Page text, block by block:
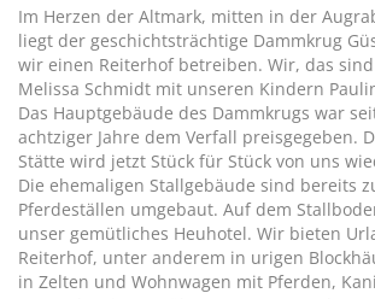
Im Herzen der Altmark, mitten in der
liegt der geschichtsträchtige Dammkrug
wir einen Reiterhof betreiben. Wir, das sind
Melissa Schmidt mit unseren Kindern
Das Hauptgebäude des Dammkrugs war
achtziger Jahre dem Verfall preisgegeben.
Stätte wird jetzt Stück für Stück von uns
Die ehemaligen Stallgebäude sind bereits
Pferdeställen umgebaut. Auf dem
unser gemütliches Heuhotel. Wir bieten
Reiterhof, unter anderem in urigen
in Zelten und Wohnwagen mit Pferden,